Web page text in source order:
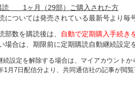
読 1ヶ月（29部）
ご購入された方
については発売されている最新号より毎
部数を購読後は、 自動で定期購入手続き
場合は、期限前に定期購読自動継続設定
設定を解除する場合は、マイアカウントか
1月7日配信分より、共同通信社の記事が閲覧